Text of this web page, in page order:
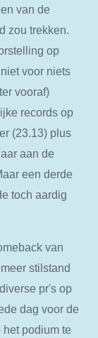
van de
zou trekken.
op
voor niets
vooraf)
records op
(23.13) plus
aan de
een derde
toch aardig
van
stilstand
pr's op
dag voor de
podium te